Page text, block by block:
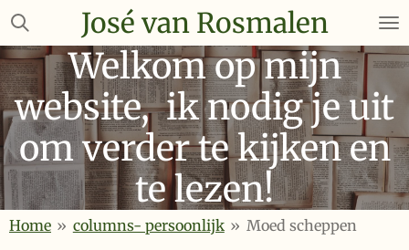
Ga
naar
de
hoofdinhoud
José van Rosmalen
Welkom op mijn
website, ik nodig je uit
om verder te kijken en
te lezen!
Home » columns- persoonlijk » Moed scheppen